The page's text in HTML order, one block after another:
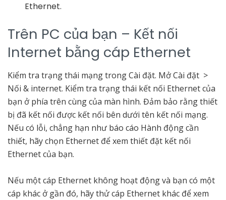
Ethernet.
Trên PC của bạn – Kết nối
Internet bằng cáp Ethernet
Kiểm tra trạng thái mạng trong Cài đặt. Mở Cài đặt >
Nối & internet. Kiểm tra trạng thái kết nối Ethernet của
bạn ở phía trên cùng của màn hình. Đảm bảo rằng thiết
bị đã kết nối được kết nối bên dưới tên kết nối mạng.
Nếu có lỗi, chẳng hạn như báo cáo Hành động cần
thiết, hãy chọn Ethernet để xem thiết đặt kết nối
Ethernet của bạn.
Nếu một cáp Ethernet không hoạt động và bạn có một
cáp khác ở gần đó, hãy thử cáp Ethernet khác để xem